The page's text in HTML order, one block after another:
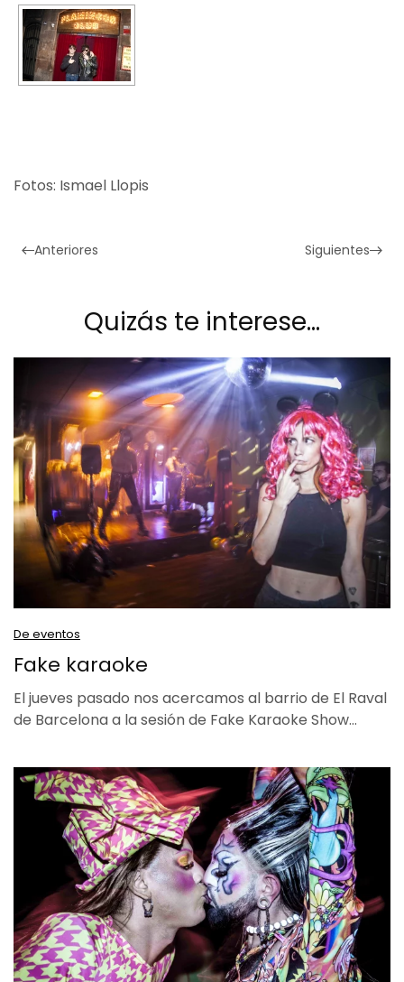
Fotos: Ismael Llopis
Anteriores Siguientes
Quizás te interese…
De eventos
Fake karaoke
El jueves pasado nos acercamos al barrio de El Raval
de Barcelona a la sesión de Fake Karaoke Show…